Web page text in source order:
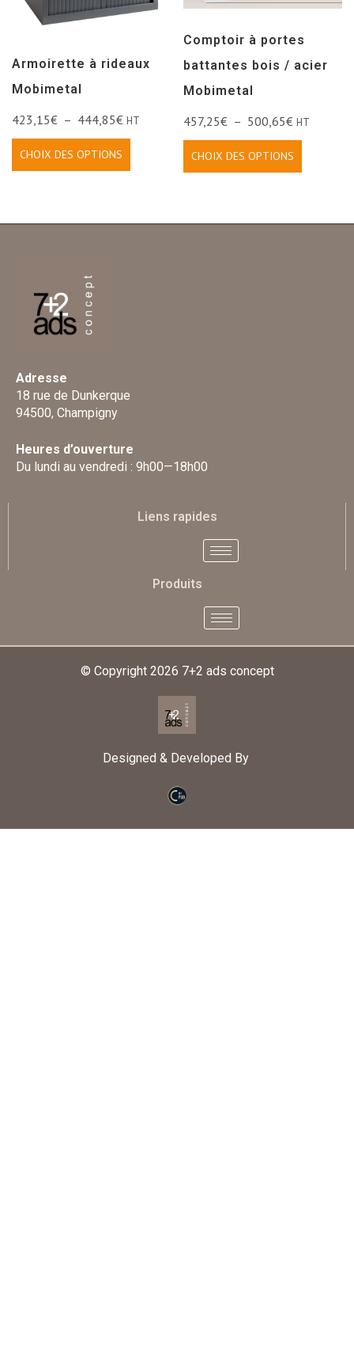
Armoirette à rideaux
Mobimetal
423,15€ – 444,85€ HT
CHOIX DES OPTIONS
Comptoir à portes
battantes bois / acier
Mobimetal
457,25€ – 500,65€ HT
CHOIX DES OPTIONS
Adresse
18 rue de Dunkerque
94500, Champigny
Heures d’ouverture
Du lundi au vendredi : 9h00—18h00
Liens rapides
Produits
© Copyright 2026 7+2 ads concept
Designed & Developed By